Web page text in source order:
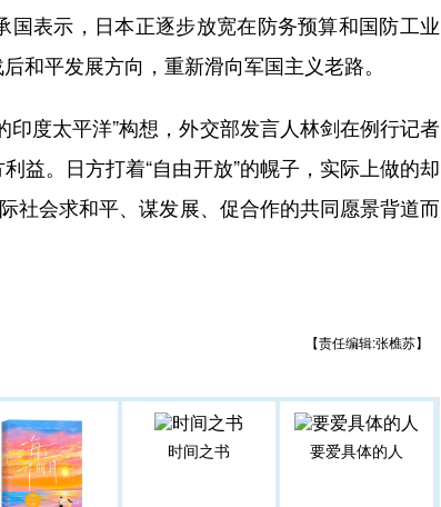
表示，日本正逐步放宽在防务预算和国防工业
和平发展方向，重新滑向军国主义老路。
度太平洋”构想，外交部发言人林剑在例行记者
益。日方打着“自由开放”的幌子，实际上做的却
社会求和平、谋发展、促合作的共同愿景背道而
【责任编辑:张樵苏】
时间之书 要爱具体的人